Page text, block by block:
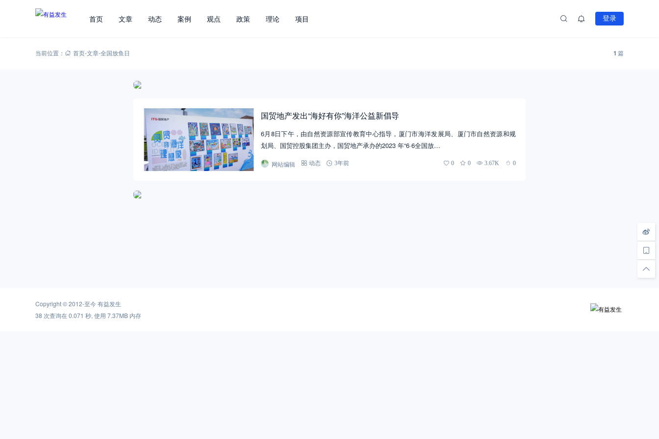
首页 文章 动态 案例 观点 政策 理论 项目 登录
当前位置： 首页-文章-全国放鱼日 1 篇
国贸地产发出“海好有你”海洋公益新倡导
6月8日下午，由自然资源部宣传教育中心指导，厦门市海洋发展局、厦门市自然资源和规
划局、国贸控股集团主办，国贸地产承办的2023 年“6·6全国放…
网站编辑 动态 3年前 0 0 3.67K 0
Copyright © 2012-至今有益发生
38 次查询在 0.071 秒, 使用 7.37MB 内存